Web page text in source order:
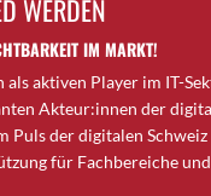
WERDEN
IM MARKT!
als aktiven Player im IT-
Akteur:innen der
Puls der digitalen Schweiz
für Fachbereiche